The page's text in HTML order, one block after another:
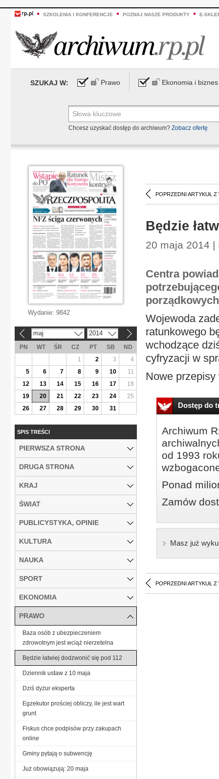
SZKOLENIA I KONFERENCJE POZNAJ NASZE PRODUKTY E-
SZUKAJ W: Prawo Ekonomia i biznes
Chcesz uzyskać dostęp do archiwum? Zobacz ofertę
POPRZEDNI ARTYKUŁ Z
Będzie
20 maja 2014 |
Centra
Wojewoda
ratunkowego
wchodzące
cyfryzacji w
Nowe
Dostęp do
Archiwum
od 1993
Ponad
Zamów
Masz już
POPRZEDNI ARTYKUŁ Z
Wydanie: 9842
maj 2014
PN WT ŚR CZ PT SB
ND
1
2 3
4
5
6 7 8 9 10
11
12
13 14 15 16 17
18
19
20 21 22 23 24
25
26
27 28 29 30 31
SPIS TREŚCI
PIERWSZA STRONA
DRUGA STRONA
KRAJ
ŚWIAT
PUBLICYSTYKA, OPINIE
KULTURA
NAUKA
SPORT
EKONOMIA
PRAWO
Baza osób z ubezpieczeniem
zdrowotnym jest wciąż nierzetelna
Będzie łatwiej dodzwonić się pod 112
Dziennik ustaw z 10 maja
Dziś dyżur eksperta
Egzekutor prościej obliczy, ile jest wart
grunt
Fiskus chce podpisów przy zakupach
online
Gminy pytają o subwencję
Już obowiązują: 20 maja